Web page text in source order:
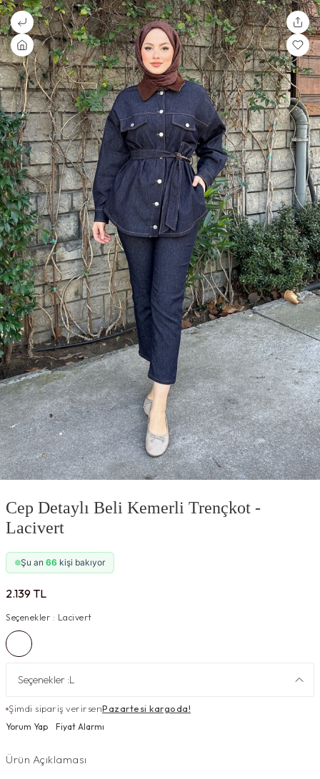
Cep Detaylı Beli Kemerli Trençkot -
Lacivert
Şu an 66 kişi bakıyor
2.139TL
Seçenekler : Lacivert
Seçenekler :L
Şimdi sipariş verirsenPazartesi kargoda!
Yorum Yap Fiyat Alarmı
Ürün Açıklaması